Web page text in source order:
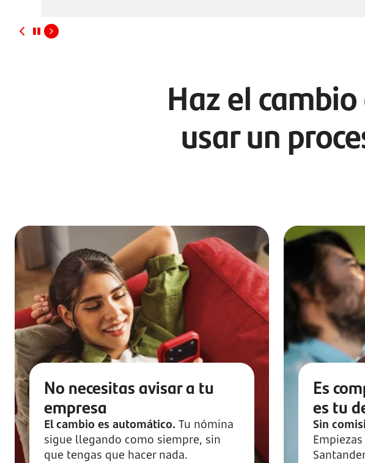
Haz el
usar un
No necesitas avisar a tu
empresa
El cambio es automático. Tu nómina
sigue llegando como siempre, sin
que tengas que hacer nada.
Es
es tu
Sin